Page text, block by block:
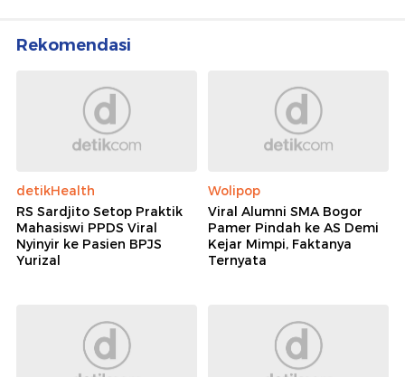
Rekomendasi
detikHealth
RS Sardjito Setop Praktik
Mahasiswi PPDS Viral
Nyinyir ke Pasien BPJS
Yurizal
Wolipop
Viral Alumni SMA Bogor
Pamer Pindah ke AS Demi
Kejar Mimpi, Faktanya
Ternyata